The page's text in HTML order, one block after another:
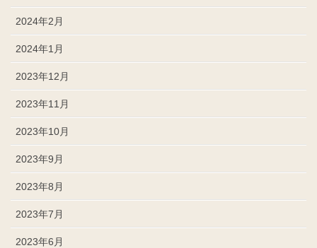
2024年2月
2024年1月
2023年12月
2023年11月
2023年10月
2023年9月
2023年8月
2023年7月
2023年6月